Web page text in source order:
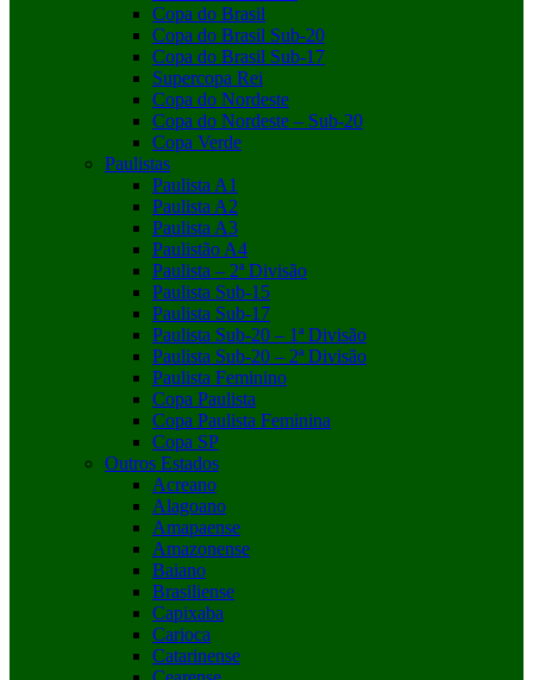
Copa do Brasil
Copa do Brasil Sub-20
Copa do Brasil Sub-17
Supercopa Rei
Copa do Nordeste
Copa do Nordeste – Sub-20
Copa Verde
Paulistas
Paulista A1
Paulista A2
Paulista A3
Paulistão A4
Paulista – 2ª Divisão
Paulista Sub-15
Paulista Sub-17
Paulista Sub-20 – 1ª Divisão
Paulista Sub-20 – 2ª Divisão
Paulista Feminino
Copa Paulista
Copa Paulista Feminina
Copa SP
Outros Estados
Acreano
Alagoano
Amapaense
Amazonense
Baiano
Brasiliense
Capixaba
Carioca
Catarinense